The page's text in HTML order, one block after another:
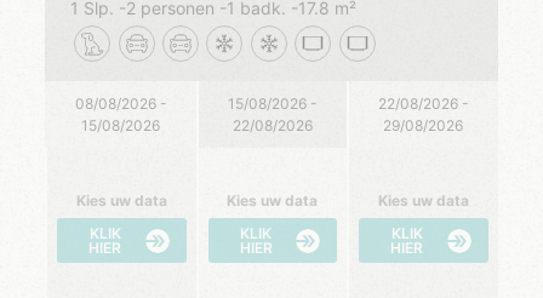
1 Slp. 2 personen 1 badk. 17.8 m²
08/08/2026 -
15/08/2026
15/08/2026 -
22/08/2026
22/08/2026 -
29/08/2026
Kies uw data
KLIK
HIER
Kies uw data
KLIK
HIER
Kies uw data
KLIK
HIER